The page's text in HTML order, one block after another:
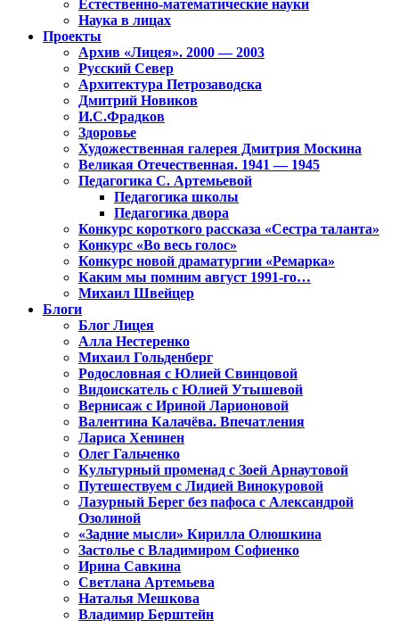
Естественно-математические науки
Наука в лицах
Проекты
Архив «Лицея». 2000 — 2003
Русский Север
Архитектура Петрозаводска
Дмитрий Новиков
И.С.Фрадков
Здоровье
Художественная галерея Дмитрия Москина
Великая Отечественная. 1941 — 1945
Педагогика С. Артемьевой
Педагогика школы
Педагогика двора
Конкурс короткого рассказа «Сестра таланта»
Конкурс «Во весь голос»
Конкурс новой драматургии «Ремарка»
Каким мы помним август 1991-го…
Михаил Швейцер
Блоги
Блог Лицея
Алла Нестеренко
Михаил Гольденберг
Родословная с Юлией Свинцовой
Видоискатель с Юлией Утышевой
Вернисаж с Ириной Ларионовой
Валентина Калачёва. Впечатления
Лариса Хенинен
Олег Гальченко
Культурный променад с Зоей Арнаутовой
Путешествуем с Лидией Винокуровой
Лазурный Берег без пафоса с Александрой
Озолиной
«Задние мысли» Кирилла Олюшкина
Застолье с Владимиром Софиенко
Ирина Савкина
Светлана Артемьева
Наталья Мешкова
Владимир Берштейн